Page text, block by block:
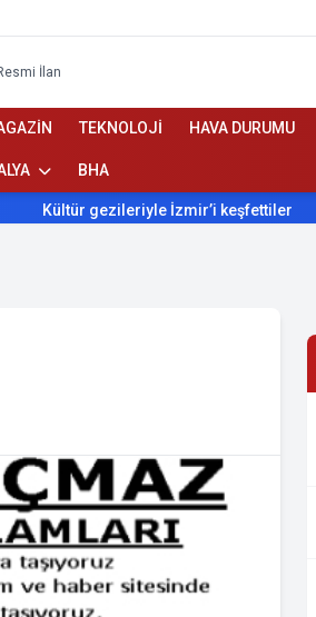
İlan
TEKNOLOJİ HAVA DURUMU
BHA
Kültür gezileriyle İzmir’i keşfettiler